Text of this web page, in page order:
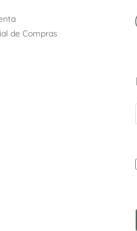
de Compras